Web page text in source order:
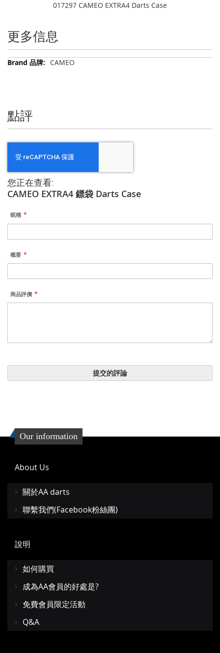
017297 CAMEO EXTRA4 Darts Case
更多信息
更
CAMEO
點評
您正在查看:
CAMEO EXTRA4 鏢袋 Darts Case
昵稱
概要
商品評價
提交的評論
Our information
About Us
關於AA darts
聯繫我們(Facebook粉絲團)
說明
如何購買
成為AA會員的好處是?
免費會員限定活動
Q&A